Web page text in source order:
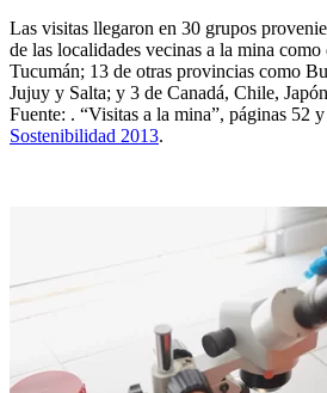
Las visitas llegaron en 30 grupos
de las localidades vecinas a la mina
Tucumán; 13 de otras provincias como
Jujuy y Salta; y 3 de Canadá, Chile,
Fuente: . “Visitas a la mina”, páginas 52
Sostenibilidad 2013.